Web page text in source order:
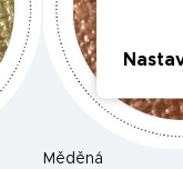
Měděná